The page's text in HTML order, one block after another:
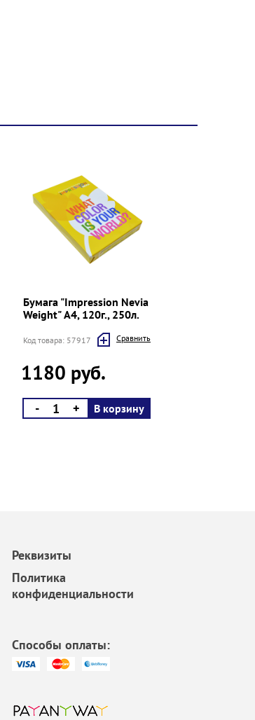
Бумага "Impression Nevia
Weight" А4, 120г., 250л.
Код товара: 57917 Cравнить
1180 руб.
- + В корзину
Реквизиты
Политика
конфиденциальности
Способы оплаты: